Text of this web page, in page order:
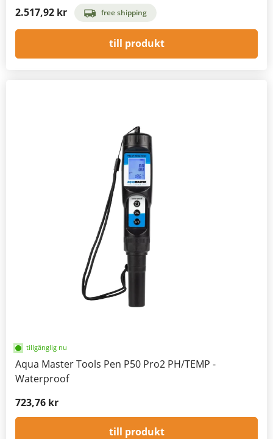
2.517,92 kr
free shipping
till produkt
tillgänglig nu
Aqua Master Tools Pen P50 Pro2 PH/TEMP -
Waterproof
723,76 kr
till produkt